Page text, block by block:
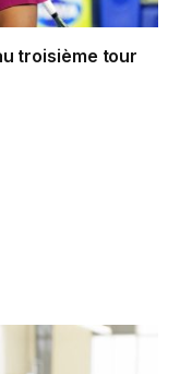
troisième tour